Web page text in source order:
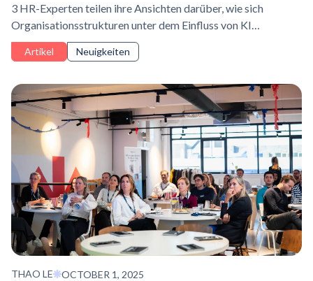
3 HR-Experten teilen ihre Ansichten darüber, wie sich
Organisationsstrukturen unter dem Einfluss von KI
entwickeln.
Artikel Neuigkeiten
THAO LE OCTOBER 1, 2025